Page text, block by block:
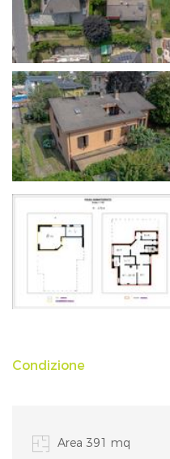
Condizione
Area 391 mq